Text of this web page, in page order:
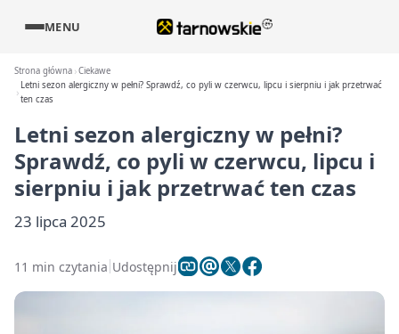
MENU
Strona główna Ciekawe
Letni sezon alergiczny w pełni? Sprawdź, co pyli w czerwcu, lipcu i sierpniu i jak przetrwać
ten czas
Letni sezon alergiczny w pełni?
Sprawdź, co pyli w czerwcu, lipcu i
sierpniu i jak przetrwać ten czas
23 lipca 2025
11 min czytania Udostępnij